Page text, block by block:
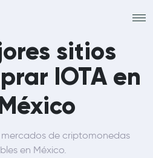
sitios
IOTA en
de criptomonedas
en México.